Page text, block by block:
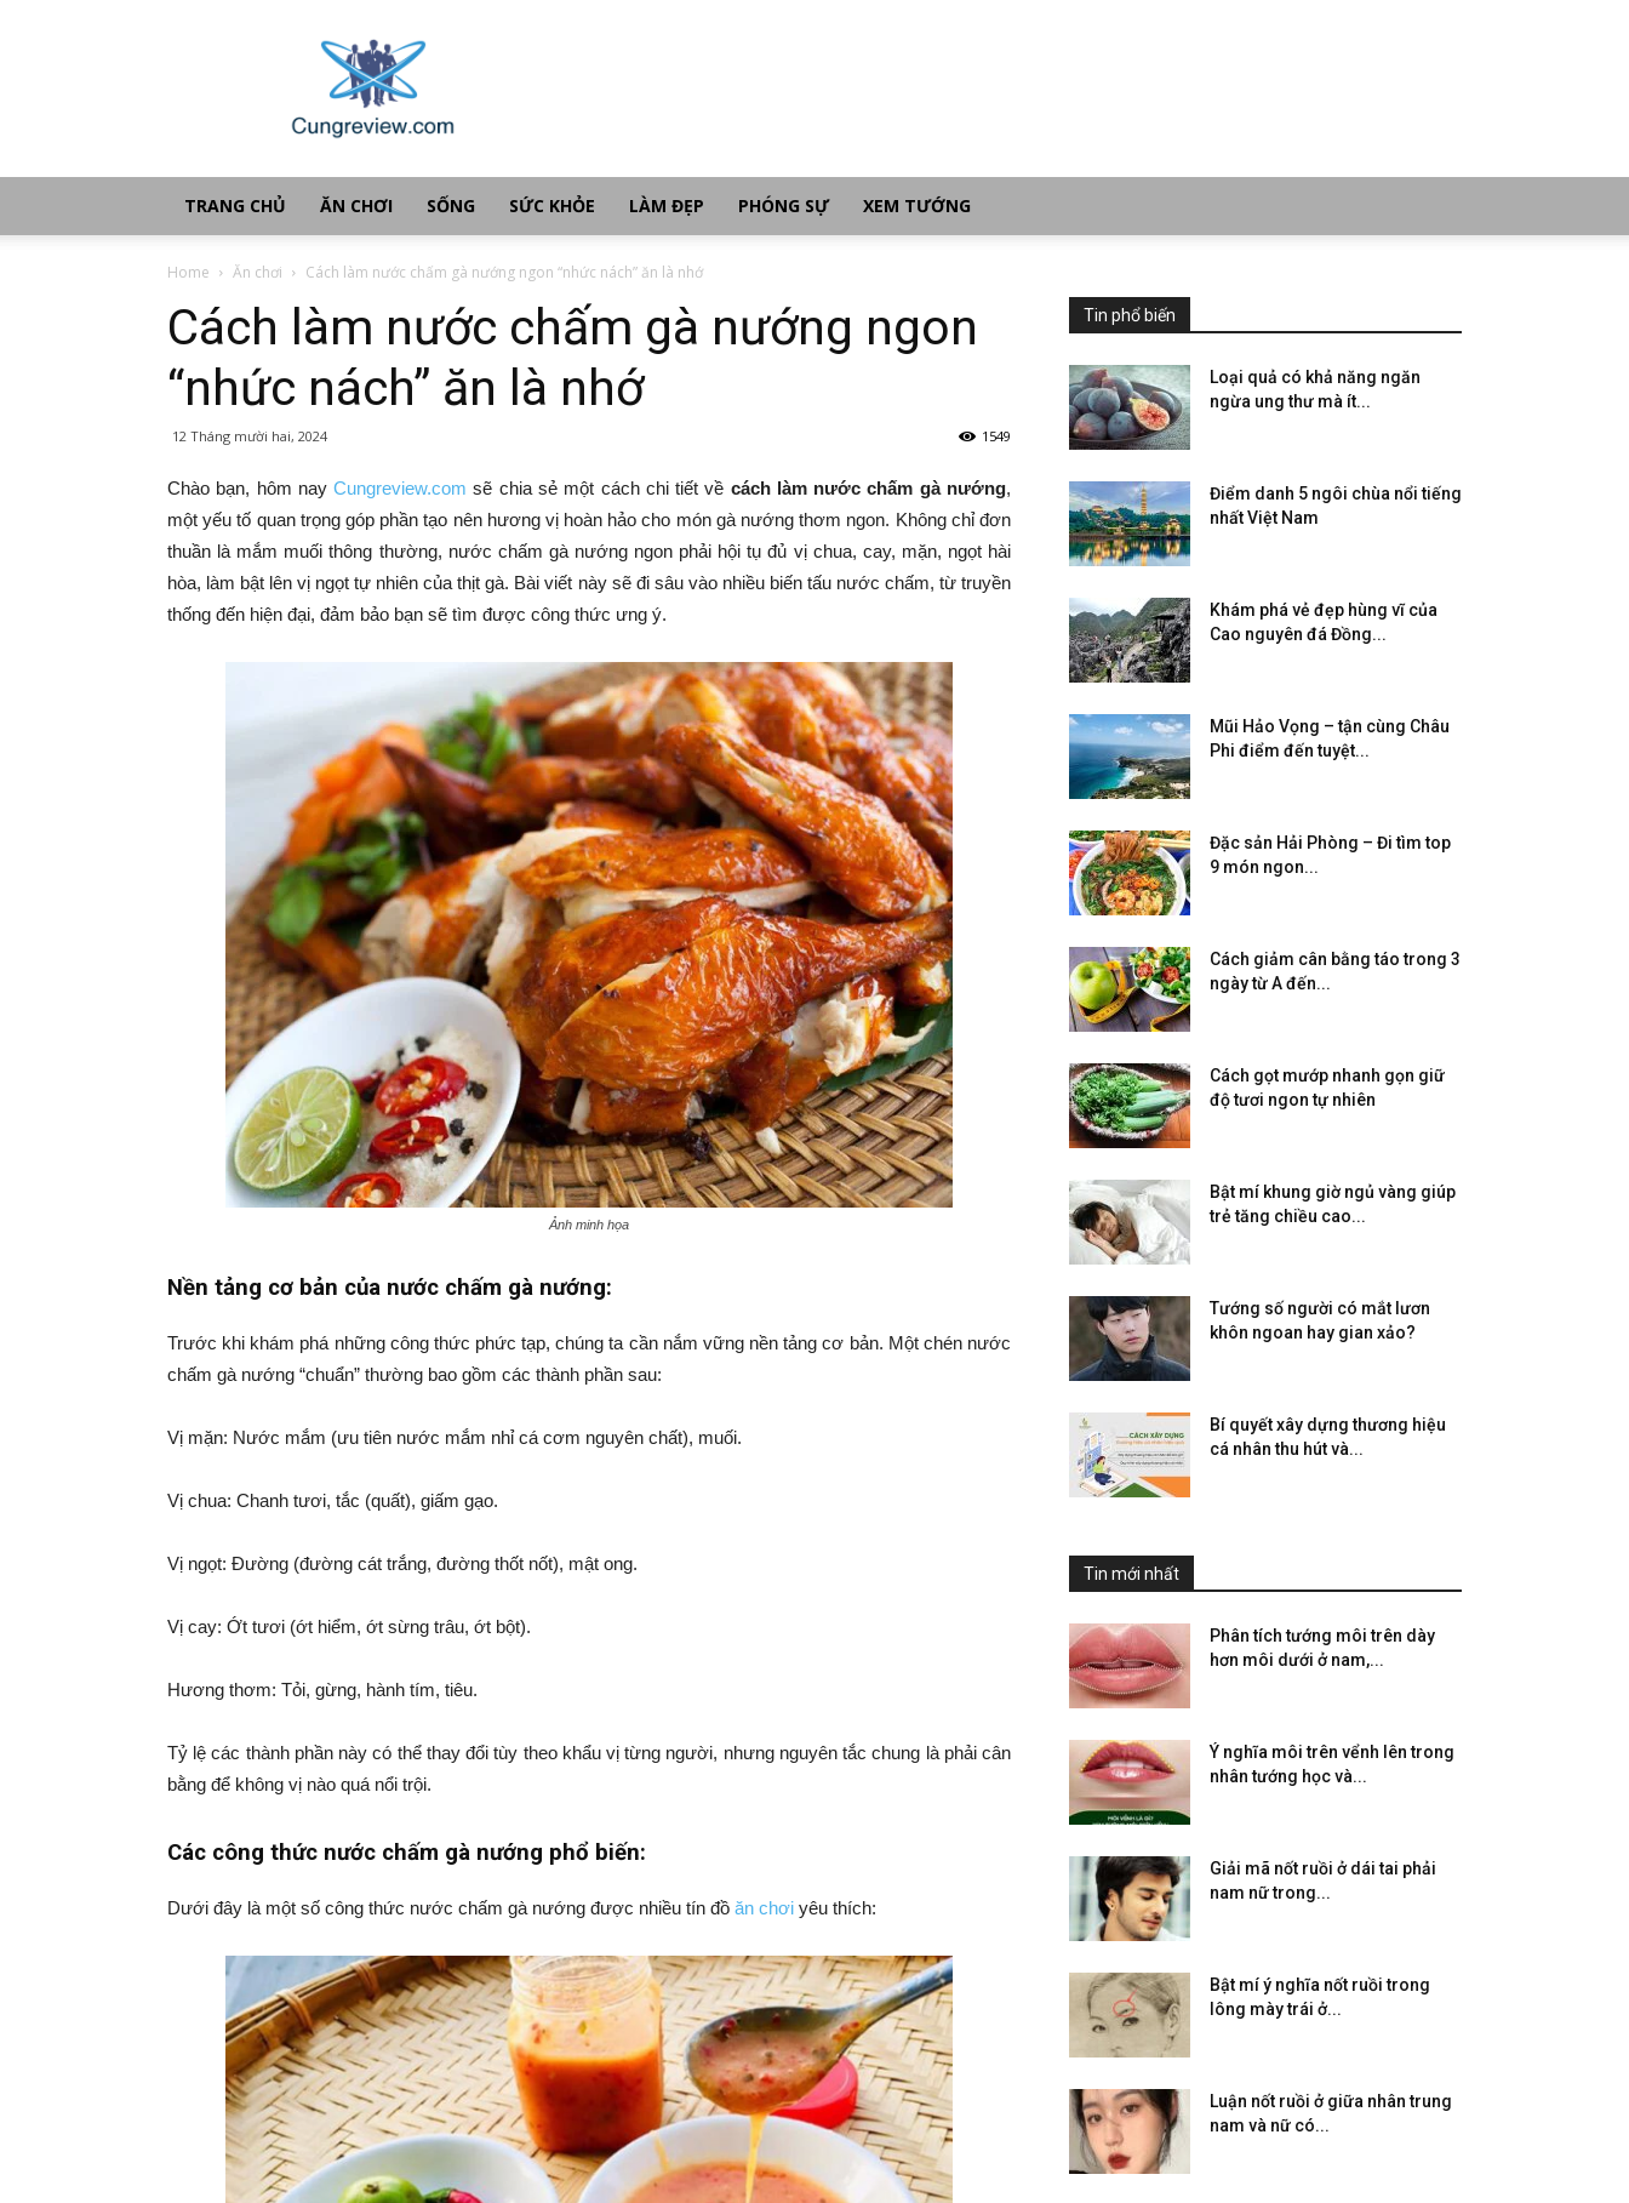
TRANG CHỦ ĂN CHƠI SỐNG SỨC KHỎE LÀM ĐẸP PHÓNG SỰ XEM TƯỚNG
Home Ăn chơi Cách làm nước chấm gà nướng ngon “nhức nách” ăn là nhớ
Cách làm nước chấm gà nướng ngon
“nhức nách” ăn là nhớ
12 Tháng mười hai, 2024 1549
Chào bạn, hôm nayCungreview.com sẽ chia sẻ một cách chi tiết về cách làm nước chấm gà nướng,
một yếu tố quan trọng góp phần tạo nên hương vị hoàn hảo cho món gà nướng thơm ngon. Không chỉ đơn
thuần là mắm muối thông thường, nước chấm gà nướng ngon phải hội tụ đủ vị chua, cay, mặn, ngọt hài
hòa, làm bật lên vị ngọt tự nhiên của thịt gà. Bài viết này sẽ đi sâu vào nhiều biến tấu nước chấm, từ truyền
thống đến hiện đại, đảm bảo bạn sẽ tìm được công thức ưng ý.
Ảnh minh họa
Nền tảng cơ bản của nước chấm gà nướng:
Trước khi khám phá những công thức phức tạp, chúng ta cần nắm vững nền tảng cơ bản. Một chén nước
chấm gà nướng “chuẩn” thường bao gồm các thành phần sau:
Vị mặn: Nước mắm (ưu tiên nước mắm nhỉ cá cơm nguyên chất), muối.
Vị chua: Chanh tươi, tắc (quất), giấm gạo.
Vị ngọt: Đường (đường cát trắng, đường thốt nốt), mật ong.
Vị cay: Ớt tươi (ớt hiểm, ớt sừng trâu, ớt bột).
Hương thơm: Tỏi, gừng, hành tím, tiêu.
Tỷ lệ các thành phần này có thể thay đổi tùy theo khẩu vị từng người, nhưng nguyên tắc chung là phải cân
bằng để không vị nào quá nổi trội.
Các công thức nước chấm gà nướng phổ biến:
Dưới đây là một số công thức nước chấm gà nướng được nhiều tín đồ ăn chơi yêu thích:
Tin phổ biến
Loại quả có khả năng ngăn
ngừa ung thư mà ít...
Điểm danh 5 ngôi chùa nổi tiếng
nhất Việt Nam
Khám phá vẻ đẹp hùng vĩ của
Cao nguyên đá Đồng...
Mũi Hảo Vọng – tận cùng Châu
Phi điểm đến tuyệt...
Đặc sản Hải Phòng – Đi tìm top
9 món ngon...
Cách giảm cân bằng táo trong 3
ngày từ A đến...
Cách gọt mướp nhanh gọn giữ
độ tươi ngon tự nhiên
Bật mí khung giờ ngủ vàng giúp
trẻ tăng chiều cao...
Tướng số người có mắt lươn
khôn ngoan hay gian xảo?
Bí quyết xây dựng thương hiệu
cá nhân thu hút và...
Tin mới nhất
Phân tích tướng môi trên dày
hơn môi dưới ở nam,...
Ý nghĩa môi trên vểnh lên trong
nhân tướng học và...
Giải mã nốt ruồi ở dái tai phải
nam nữ trong...
Bật mí ý nghĩa nốt ruồi trong
lông mày trái ở...
Luận nốt ruồi ở giữa nhân trung
nam và nữ có...